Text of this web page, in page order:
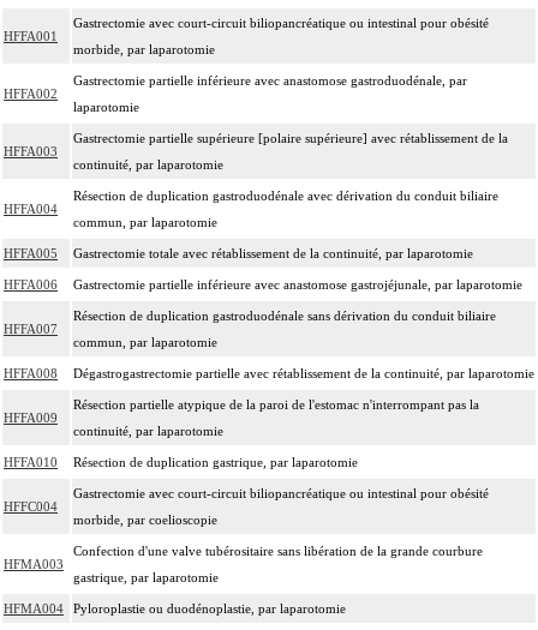
HFFA001
Gastrectomie avec court-circuit biliopancréatique ou intestinal pour obésité
morbide, par laparotomie
HFFA002
Gastrectomie partielle inférieure avec anastomose gastroduodénale, par
laparotomie
HFFA003
Gastrectomie partielle supérieure [polaire supérieure] avec rétablissement de la
continuité, par laparotomie
HFFA004
Résection de duplication gastroduodénale avec dérivation du conduit biliaire
commun, par laparotomie
HFFA005 Gastrectomie totale avec rétablissement de la continuité, par laparotomie
HFFA006 Gastrectomie partielle inférieure avec anastomose gastrojéjunale, par laparotomie
HFFA007
Résection de duplication gastroduodénale sans dérivation du conduit biliaire
commun, par laparotomie
HFFA008 Dégastrogastrectomie partielle avec rétablissement de la continuité, par laparotomie
HFFA009
Résection partielle atypique de la paroi de l'estomac n'interrompant pas la
continuité, par laparotomie
HFFA010 Résection de duplication gastrique, par laparotomie
HFFC004
Gastrectomie avec court-circuit biliopancréatique ou intestinal pour obésité
morbide, par coelioscopie
HFMA003
Confection d'une valve tubérositaire sans libération de la grande courbure
gastrique, par laparotomie
HFMA004 Pyloroplastie ou duodénoplastie, par laparotomie